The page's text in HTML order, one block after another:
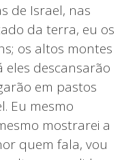
de Israel, nas
da terra, eu os
os altos montes
eles descansarão
em pastos
Eu mesmo
mostrarei a
quem fala, vou